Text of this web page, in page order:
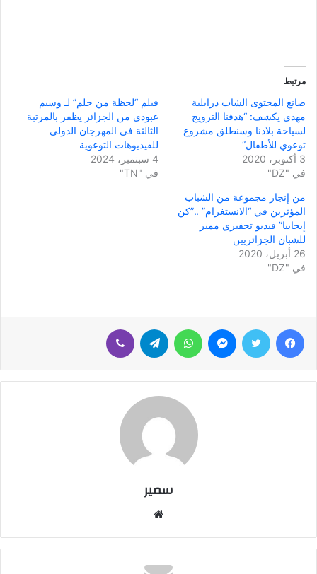
مرتبط
صانع المحتوى الشاب درابلية
مهدي يكشف: “هدفنا الترويج
لسياحة بلادنا وسنطلق مشروع
توعوي للأطفال”
3 أكتوبر، 2020
في "DZ"
فيلم “لحظة من حلم” لـ وسيم
عبودي من الجزائر يظفر بالمرتبة
الثالثة في المهرجان الدولي
للفيديوهات التوعوية
4 سبتمبر، 2024
في "TN"
من إنجاز مجموعة من الشباب
المؤثرين في “الانستغرام” ..”كن
إيجابيا” فيديو تحفيزي مميز
للشبان الجزائريين
26 أبريل، 2020
في "DZ"
سمير
ق
ع